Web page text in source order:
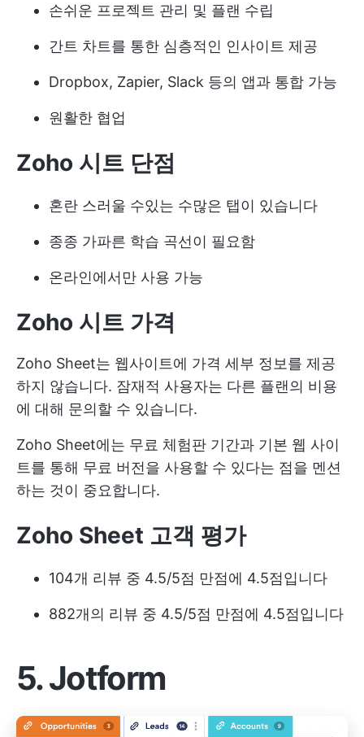
손쉬운 프로젝트 관리 및 플랜 수립
간트 차트를 통한 심층적인 인사이트 제공
Dropbox, Zapier, Slack 등의 앱과 통합 가능
원활한 협업
Zoho 시트 단점
혼란 스러울 수있는 수많은 탭이 있습니다
종종 가파른 학습 곡선이 필요함
온라인에서만 사용 가능
Zoho 시트 가격
Zoho Sheet는 웹사이트에 가격 세부 정보를 제공
하지 않습니다. 잠재적 사용자는 다른 플랜의 비용
에 대해 문의할 수 있습니다.
Zoho Sheet에는 무료 체험판 기간과 기본 웹 사이
트를 통해 무료 버전을 사용할 수 있다는 점을 멘션
하는 것이 중요합니다.
Zoho Sheet 고객 평가
104개 리뷰 중 4.5/5점 만점에 4.5점입니다
882개의 리뷰 중 4.5/5점 만점에 4.5점입니다
5. Jotform